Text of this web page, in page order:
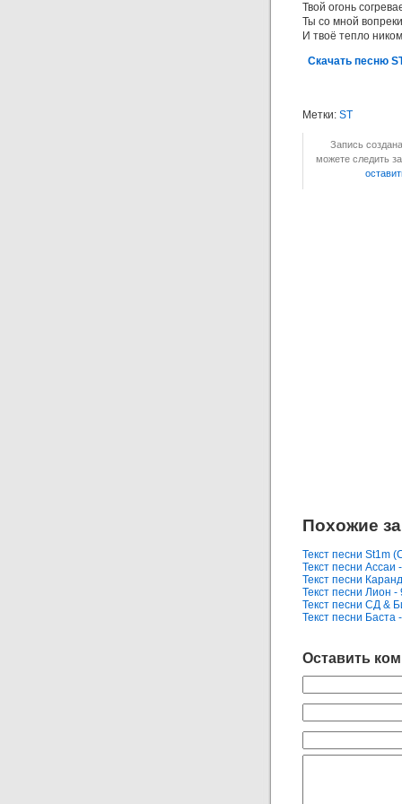
Твой огонь
Ты со мной
И твоё тепло
Скачать песню
Метки: ST
Запись
можете следить
Похожие
Текст песни St1m
Текст песни Ассаи
Текст песни
Текст песни Лион
Текст песни СД &
Текст песни Баста
Оставить